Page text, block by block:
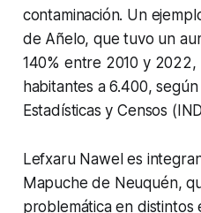
contaminación. Un
de Añelo, que tuvo un
140% entre 2010 y
habitantes a 6.400,
Estadísticas y Censos
Lefxaru Nawel es
Mapuche de Neuquén,
problemática en distintos